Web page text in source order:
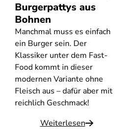
Burgerpattys aus
Bohnen
Manchmal muss es einfach
ein Burger sein. Der
Klassiker unter dem Fast-
Food kommt in dieser
modernen Variante ohne
Fleisch aus – dafür aber mit
reichlich Geschmack!
Weiterlesen